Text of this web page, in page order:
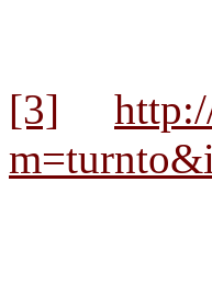
[3]